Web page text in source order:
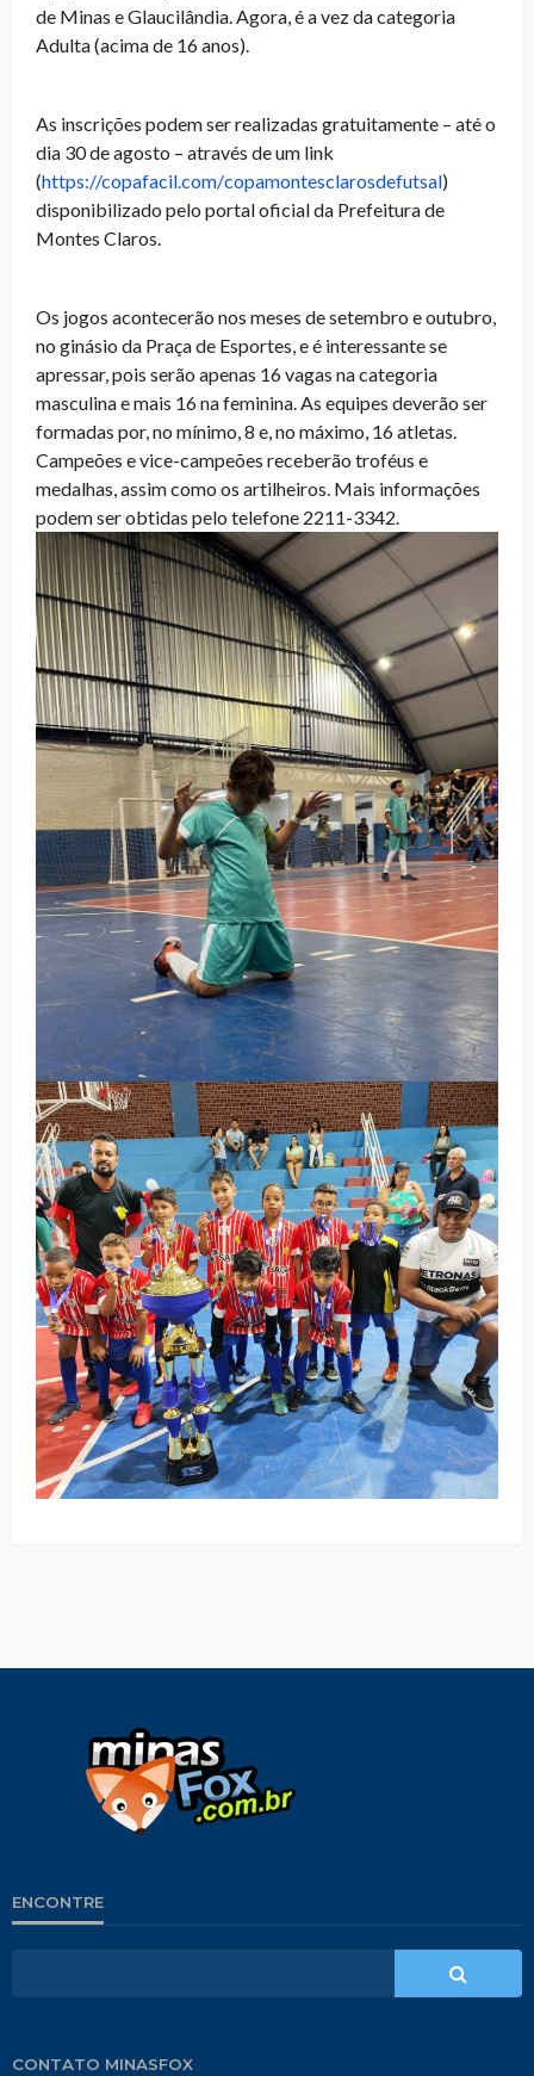
de Minas e Glaucilândia. Agora, é a vez da categoria
Adulta (acima de 16 anos).
As inscrições podem ser realizadas gratuitamente – até o
dia 30 de agosto – através de um link
(https://copafacil.com/copamontesclarosdefutsal)
disponibilizado pelo portal oficial da Prefeitura de
Montes Claros.
Os jogos acontecerão nos meses de setembro e outubro,
no ginásio da Praça de Esportes, e é interessante se
apressar, pois serão apenas 16 vagas na categoria
masculina e mais 16 na feminina. As equipes deverão ser
formadas por, no mínimo, 8 e, no máximo, 16 atletas.
Campeões e vice-campeões receberão troféus e
medalhas, assim como os artilheiros. Mais informações
podem ser obtidas pelo telefone 2211-3342.
ENCONTRE
CONTATO MINASFOX